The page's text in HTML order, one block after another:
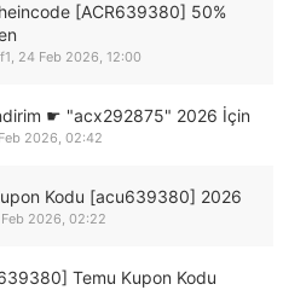
[ACR639380] 50%
, 24 Feb 2026, 12:00
☛ "acx292875" 2026 İçin
2026, 02:42
Kodu [acu639380] 2026
2026, 02:22
Temu Kupon Kodu